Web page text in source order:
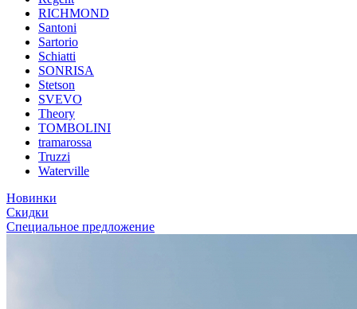
RICHMOND
Santoni
Sartorio
Schiatti
SONRISA
Stetson
SVEVO
Theory
TOMBOLINI
tramarossa
Truzzi
Waterville
Новинки
Скидки
Специальное предложение